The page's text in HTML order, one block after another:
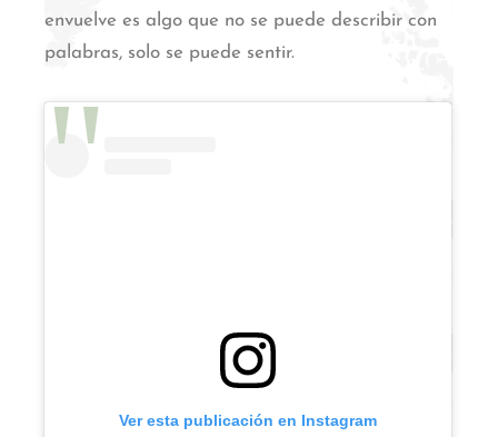
envuelve es algo que no se puede describir con
palabras, solo se puede sentir.
Ver esta publicación en Instagram